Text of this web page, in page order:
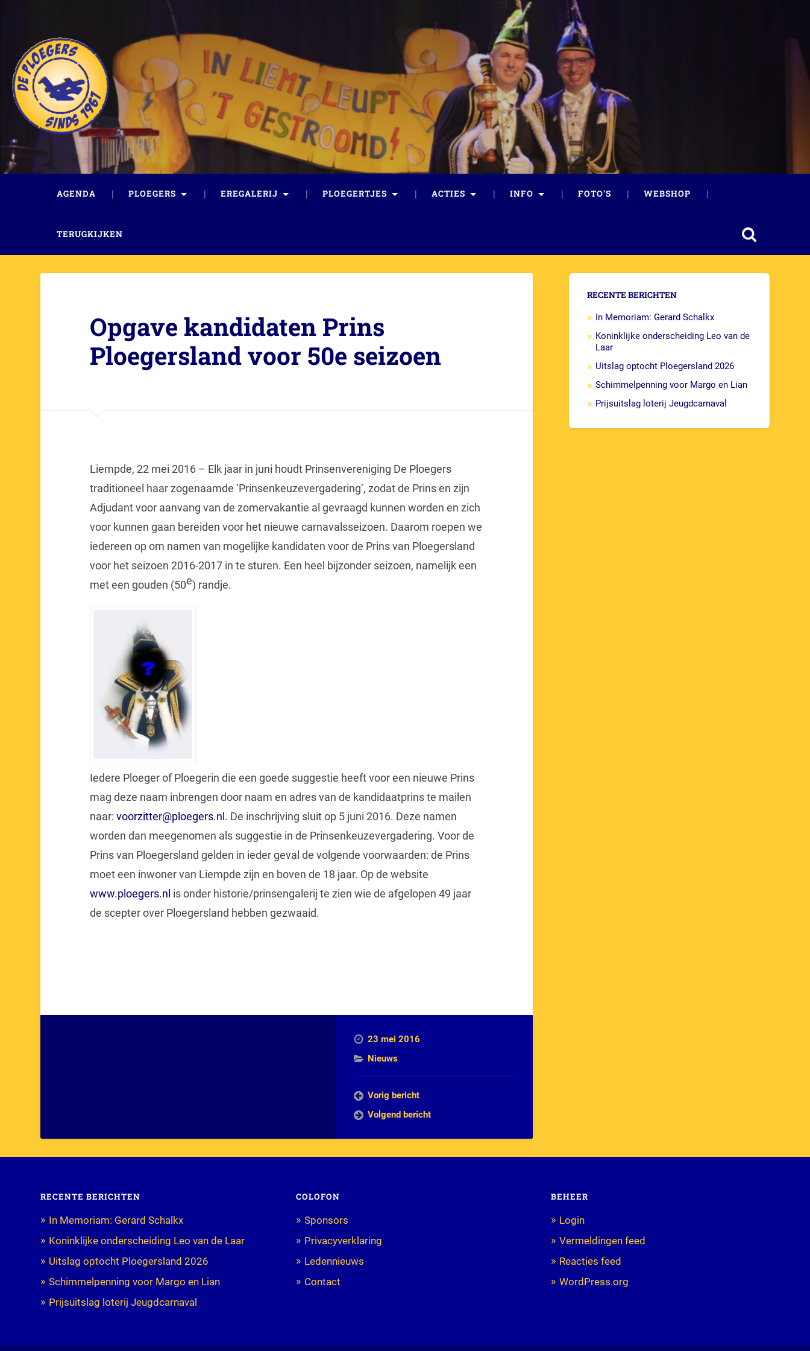
AGENDA PLOEGERS EREGALERIJ PLOEGERTJES ACTIES INFO FOTO’S WEBSHOP
TERUGKIJKEN
Opgave kandidaten Prins
Ploegersland voor 50e seizoen
Liempde, 22 mei 2016 – Elk jaar in juni houdt Prinsenvereniging De Ploegers
traditioneel haar zogenaamde ‘Prinsenkeuzevergadering’, zodat de Prins en zijn
Adjudant voor aanvang van de zomervakantie al gevraagd kunnen worden en zich
voor kunnen gaan bereiden voor het nieuwe carnavalsseizoen. Daarom roepen we
iedereen op om namen van mogelijke kandidaten voor de Prins van Ploegersland
voor het seizoen 2016-2017 in te sturen. Een heel bijzonder seizoen, namelijk een
met een gouden (50e) randje.
Iedere Ploeger of Ploegerin die een goede suggestie heeft voor een nieuwe Prins
mag deze naam inbrengen door naam en adres van de kandidaatprins te mailen
naar: voorzitter@ploegers.nl . De inschrijving sluit op 5 juni 2016. Deze namen
worden dan meegenomen als suggestie in de Prinsenkeuzevergadering. Voor de
Prins van Ploegersland gelden in ieder geval de volgende voorwaarden: de Prins
moet een inwoner van Liempde zijn en boven de 18 jaar. Op de website
www.ploegers.nl is onder historie/prinsengalerij te zien wie de afgelopen 49 jaar
de scepter over Ploegersland hebben gezwaaid.
23 mei 2016
Nieuws
Vorig bericht
Volgend bericht
RECENTE BERICHTEN
In Memoriam: Gerard Schalkx
Koninklijke onderscheiding Leo van de
Laar
Uitslag optocht Ploegersland 2026
Schimmelpenning voor Margo en Lian
Prijsuitslag loterij Jeugdcarnaval
RECENTE BERICHTEN
In Memoriam: Gerard Schalkx
Koninklijke onderscheiding Leo van de Laar
Uitslag optocht Ploegersland 2026
Schimmelpenning voor Margo en Lian
Prijsuitslag loterij Jeugdcarnaval
COLOFON
Sponsors
Privacyverklaring
Ledennieuws
Contact
BEHEER
Login
Vermeldingen feed
Reacties feed
WordPress.org